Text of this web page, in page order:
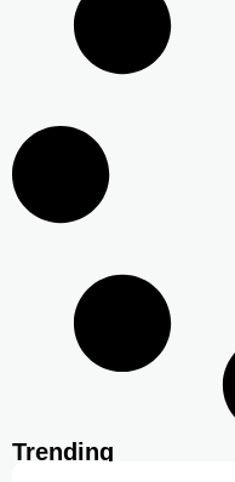
Trending